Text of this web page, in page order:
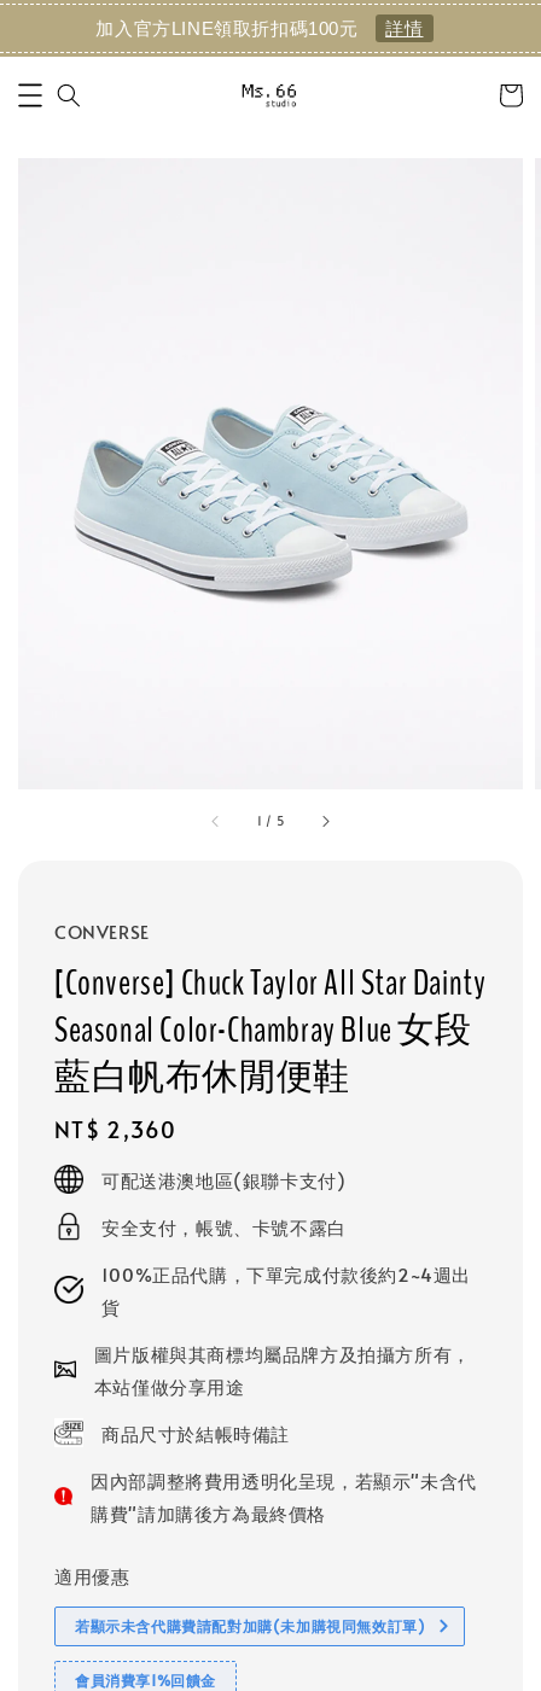
加入官方LINE領取折扣碼100元 詳情
1 / 5
CONVERSE
[Converse] Chuck Taylor All Star Dainty
Seasonal Color-Chambray Blue 女段
藍白帆布休閒便鞋
Regular
price
NT$ 2,360
可配送港澳地區(銀聯卡支付)
安全支付，帳號、卡號不露白
100%正品代購，下單完成付款後約2~4週出
貨
圖片版權與其商標均屬品牌方及拍攝方所有，
本站僅做分享用途
商品尺寸於結帳時備註
因內部調整將費用透明化呈現，若顯示"未含代
購費"請加購後方為最終價格
適用優惠
若顯示未含代購費請配對加購(未加購視同無效訂單)
會員消費享1%回饋金